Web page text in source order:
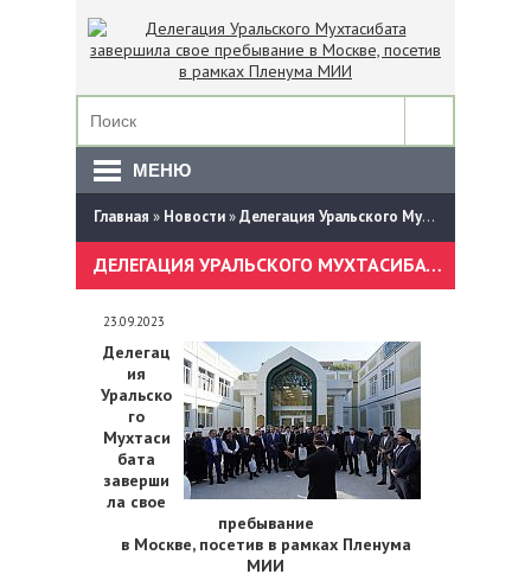
МЕНЮ
Главная » Новости»Делегация Уральского Мухтасибата завершила свое пребывание в Москве, посетив в рамках Пленума МИИ
ДЕЛЕГАЦИЯ УРАЛЬСКОГО МУХТАСИБАТА ЗАВЕРШИЛА СВОЕ ПРЕБЫВАНИЕ В МОСКВЕ, ПОСЕТИВ В РАМКАХ ПЛЕНУМА МИИ
23.09.2023
Делегац
ия
Уральско
го
Мухтаси
бата
заверши
ла свое
пребывание
в Москве, посетив в рамках Пленума
МИИ